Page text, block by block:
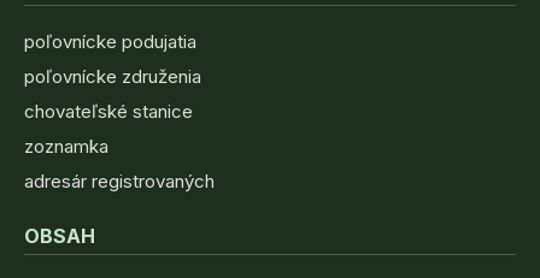
poľovnícke podujatia
poľovnícke združenia
chovateľské stanice
zoznamka
adresár registrovaných
OBSAH